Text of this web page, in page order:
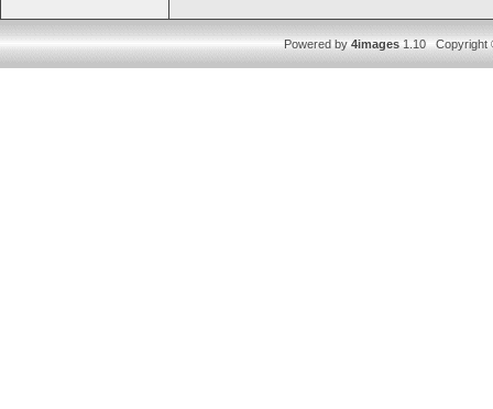
Powered by4images1.10 Copyright